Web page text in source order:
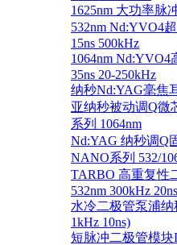
1625nm 大功率脉
532nm Nd:YVO4
15ns 500kHz
1064nm Nd:YVO4
35ns 20-250kHz
纳秒Nd:YAG毫焦
亚纳秒被动调Q微
系列 1064nm
Nd:YAG 纳秒调Q
NANO系列 532/
TARBO 高重复性
532nm 300kHz 20ns
水冷二极管泵浦纳
1kHz 10ns)
短脉冲二极管模块